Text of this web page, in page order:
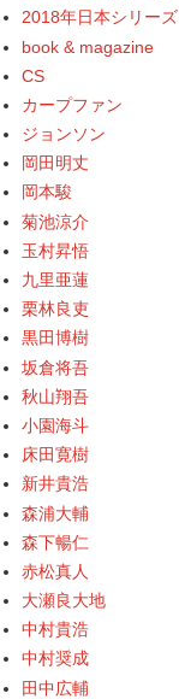
2018年日本シリーズ
book & magazine
CS
カープファン
ジョンソン
岡田明丈
岡本駿
菊池涼介
玉村昇悟
九里亜蓮
栗林良吏
黒田博樹
坂倉将吾
秋山翔吾
小園海斗
床田寛樹
新井貴浩
森浦大輔
森下暢仁
赤松真人
大瀬良大地
中村貴浩
中村奨成
田中広輔